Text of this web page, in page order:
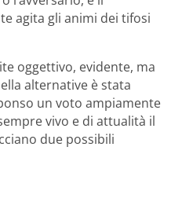
agita gli animi dei tifosi
oggettivo, evidente, ma
alternative è stata
un voto ampiamente
vivo e di attualità il
due possibili